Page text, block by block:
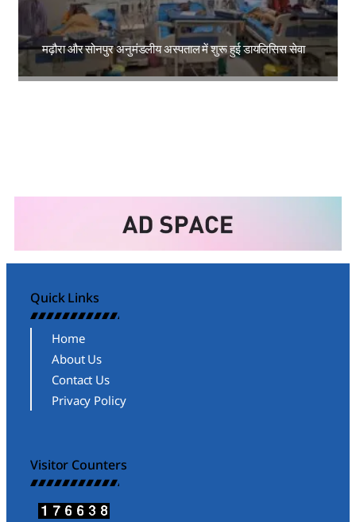
मढ़ौरा और सोनपुर अनुमंडलीय अस्पताल में शुरू हुई डायलिसिस सेवा
Amit Lekh
Quick Links
Home
About Us
Contact Us
Privacy Policy
Visitor Counters